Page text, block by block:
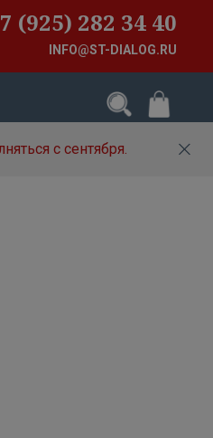
(925) 282 34 40
INFO@ST-DIALOG.RU
с сентября.